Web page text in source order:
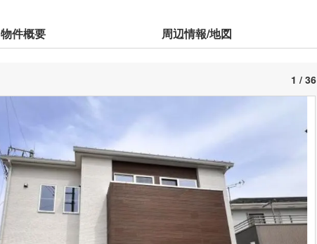
物件概要 周辺情報/地図
1 / 36